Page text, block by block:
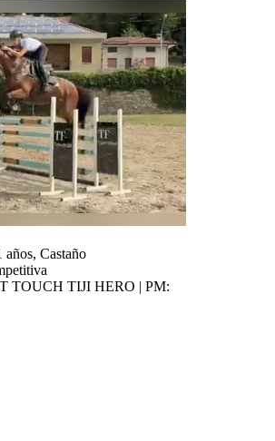
años, Castaño
TOUCH TIJI HERO | PM: